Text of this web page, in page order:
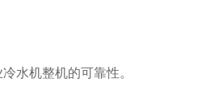
水机整机的可靠性。